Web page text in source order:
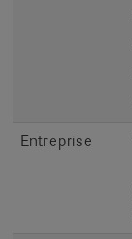
Entreprise